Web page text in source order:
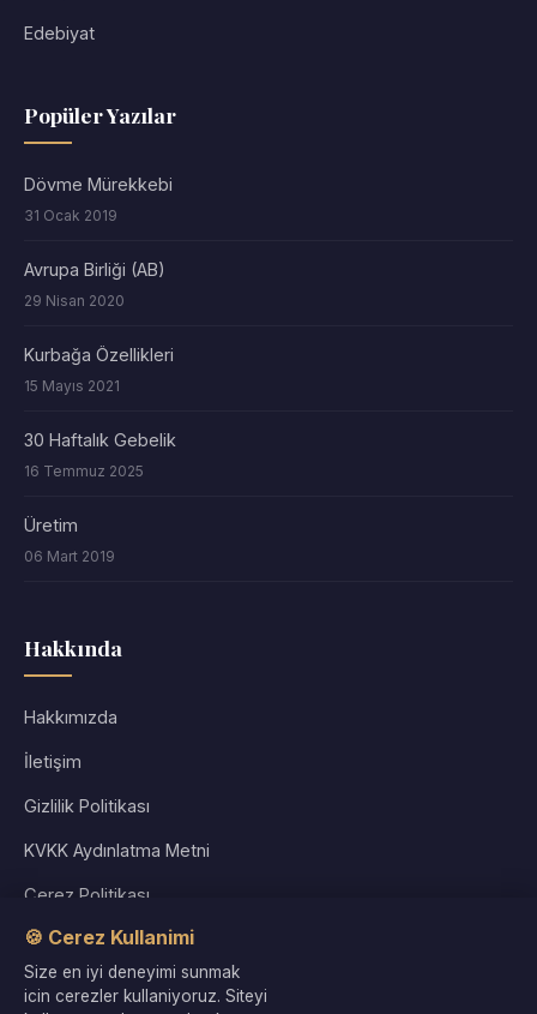
Edebiyat
Popüler Yazılar
Dövme Mürekkebi
31 Ocak 2019
Avrupa Birliği (AB)
29 Nisan 2020
Kurbağa Özellikleri
15 Mayıs 2021
30 Haftalık Gebelik
16 Temmuz 2025
Üretim
06 Mart 2019
Hakkında
Hakkımızda
İletişim
Gizlilik Politikası
KVKK Aydınlatma Metni
Çerez Politikası
Kullanım Koşulları
Site Haritası
🍪 Cerez Kullanimi
Size en iyi deneyimi sunmak
icin cerezler kullaniyoruz. Siteyi